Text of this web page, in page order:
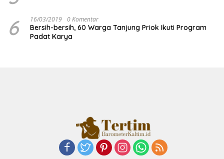
6 16/03/2019 0 Komentar
Bersih-bersih, 60 Warga Tanjung Priok Ikuti Program
Padat Karya